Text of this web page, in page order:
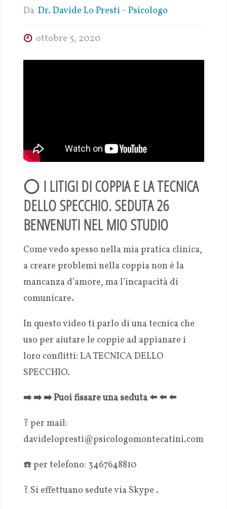
Da Dr. Davide Lo Presti - Psicologo
ottobre 5, 2020
⭕ I LITIGI DI COPPIA E LA TECNICA
DELLO SPECCHIO. SEDUTA 26
BENVENUTI NEL MIO STUDIO
Come vedo spesso nella mia pratica clinica,
a creare problemi nella coppia non è la
mancanza d’amore, ma l’incapacità di
comunicare.
In questo video ti parlo di una tecnica che
uso per aiutare le coppie ad appianare i
loro conflitti: LA TECNICA DELLO
SPECCHIO.
➡️ ➡️ ➡️ Puoi fissare una seduta ⬅️ ⬅️ ⬅️
? per mail:
davidelopresti@psicologomontecatini.com
☎️ per telefono: 3467648810
? Si effettuano sedute via Skype .